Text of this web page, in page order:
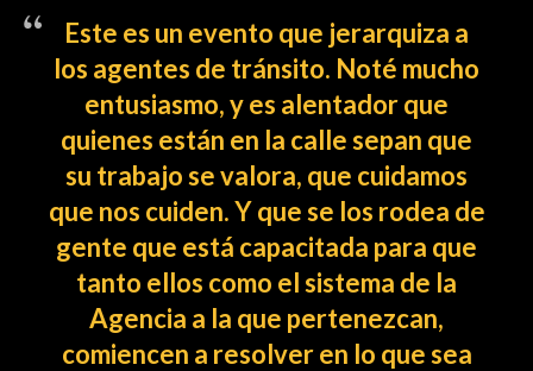
Este es un evento que jerarquiza a
los agentes de tránsito. Noté mucho
entusiasmo, y es alentador que
quienes están en la calle sepan que
su trabajo se valora, que cuidamos
que nos cuiden. Y que se los rodea de
gente que está capacitada para que
tanto ellos como el sistema de la
Agencia a la que pertenezcan,
comiencen a resolver en lo que sea